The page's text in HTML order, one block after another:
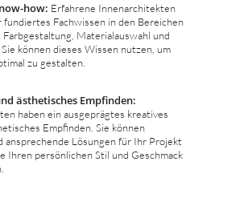
how: Erfahrene Innenarchitekten
fundiertes Fachwissen in den Bereichen
Farbgestaltung, Materialauswahl und
können dieses Wissen nutzen, um
zu gestalten.
ästhetisches Empfinden:
haben ein ausgeprägtes kreatives
Empfinden. Sie können
ansprechende Lösungen für Ihr Projekt
Ihren persönlichen Stil und Geschmack